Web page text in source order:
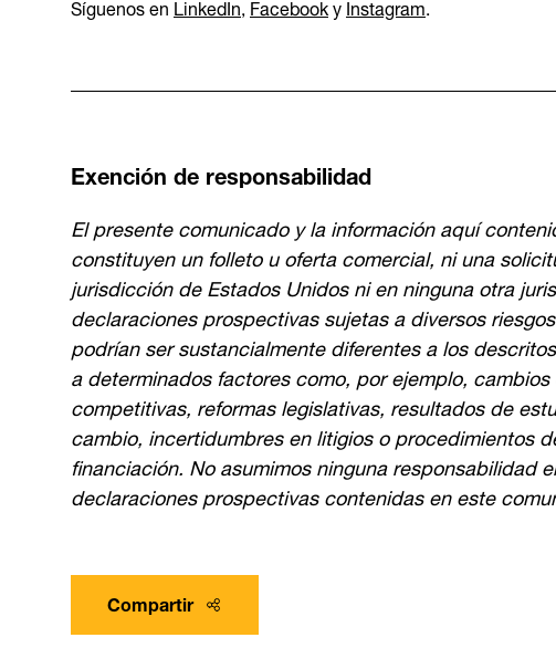
Exención de responsabilidad
El presente comunicado y la información aquí
constituyen un folleto u oferta comercial, ni una
jurisdicción de Estados Unidos ni en ninguna otra
declaraciones prospectivas sujetas a diversos
podrían ser sustancialmente diferentes a los
a determinados factores como, por ejemplo,
competitivas, reformas legislativas, resultados de
cambio, incertidumbres en litigios o procedimientos
financiación. No asumimos ninguna responsabilidad
declaraciones prospectivas contenidas en este
Compartir